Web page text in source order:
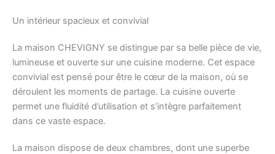
Un intérieur spacieux et convivial
La maison CHEVIGNY se distingue par sa belle pièce de vie,
lumineuse et ouverte sur une cuisine moderne. Cet espace
convivial est pensé pour être le cœur de la maison, où se
déroulent les moments de partage. La cuisine ouverte
permet une fluidité d’utilisation et s’intègre parfaitement
dans ce vaste espace.
La maison dispose de deux chambres, dont une superbe